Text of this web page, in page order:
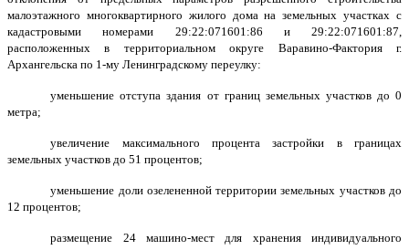
малоэтажного многоквартирного жилого дома на земельных участках с
кадастровыми номерами 29:22:071601:86 и 29:22:071601:87,
расположенных в территориальном округе Варавино-Фактория г.
Архангельска по 1-му Ленинградскому переулку:
уменьшение отступа здания от границ земельных участков до 0
метра;
увеличение максимального процента застройки в границах
земельных участков до 51 процентов;
уменьшение доли озелененной территории земельных участков до
12 процентов;
размещение 24 машино-мест для хранения индивидуального